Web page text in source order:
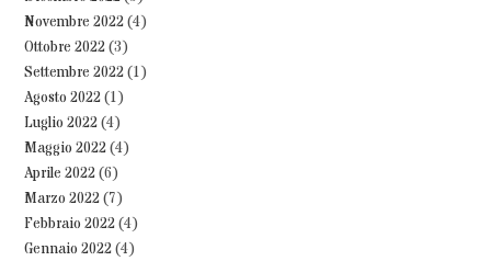
Novembre 2022(4)
Ottobre 2022(3)
Settembre 2022(1)
Agosto 2022(1)
Luglio 2022(4)
Maggio 2022(4)
Aprile 2022(6)
Marzo 2022(7)
Febbraio 2022(4)
Gennaio 2022(4)